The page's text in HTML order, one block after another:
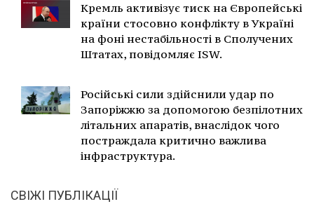
Кремль активізує тиск на Європейські
країни стосовно конфлікту в Україні
на фоні нестабільності в Сполучених
Штатах, повідомляє ISW.
Російські сили здійснили удар по
Запоріжжю за допомогою безпілотних
літальних апаратів, внаслідок чого
постраждала критично важлива
інфраструктура.
СВІЖІ ПУБЛІКАЦІЇ